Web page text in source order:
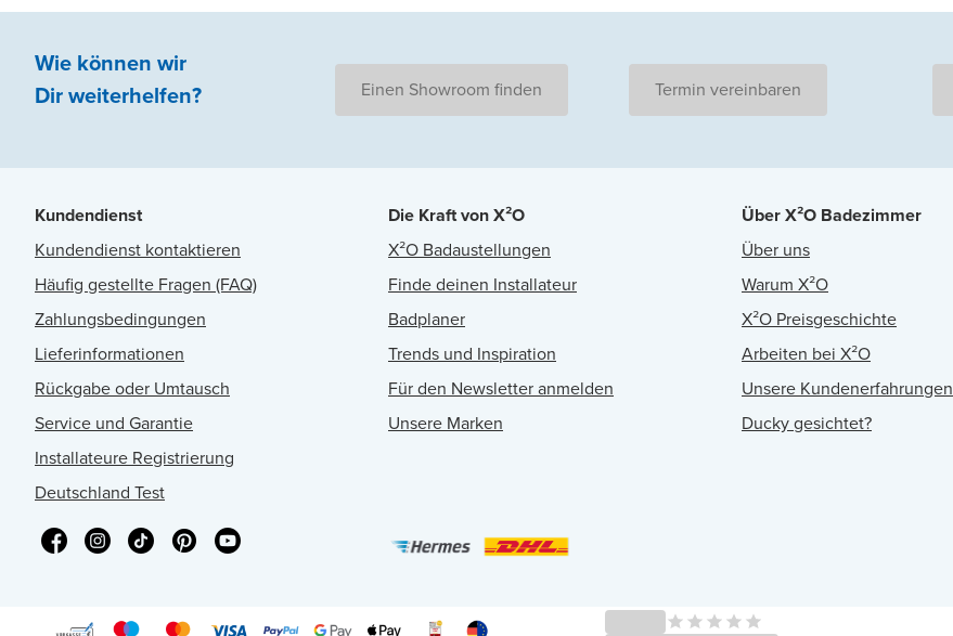
Wie können wir
Dir weiterhelfen? Einen Showroom finden Termin vereinbaren
Kundendienst
Kundendienst kontaktieren
Häufig gestellte Fragen (FAQ)
Zahlungsbedingungen
Lieferinformationen
Rückgabe oder Umtausch
Service und Garantie
Installateure Registrierung
Deutschland Test
Die Kraft von X²O
X²O Badaustellungen
Finde deinen Installateur
Badplaner
Trends und Inspiration
Für den Newsletter anmelden
Unsere Marken
Über X²O Badezimmer
Über uns
Warum X²O
X²O Preisgeschichte
Arbeiten bei X²O
Unsere Kundenerfahrungen
Ducky gesichtet?